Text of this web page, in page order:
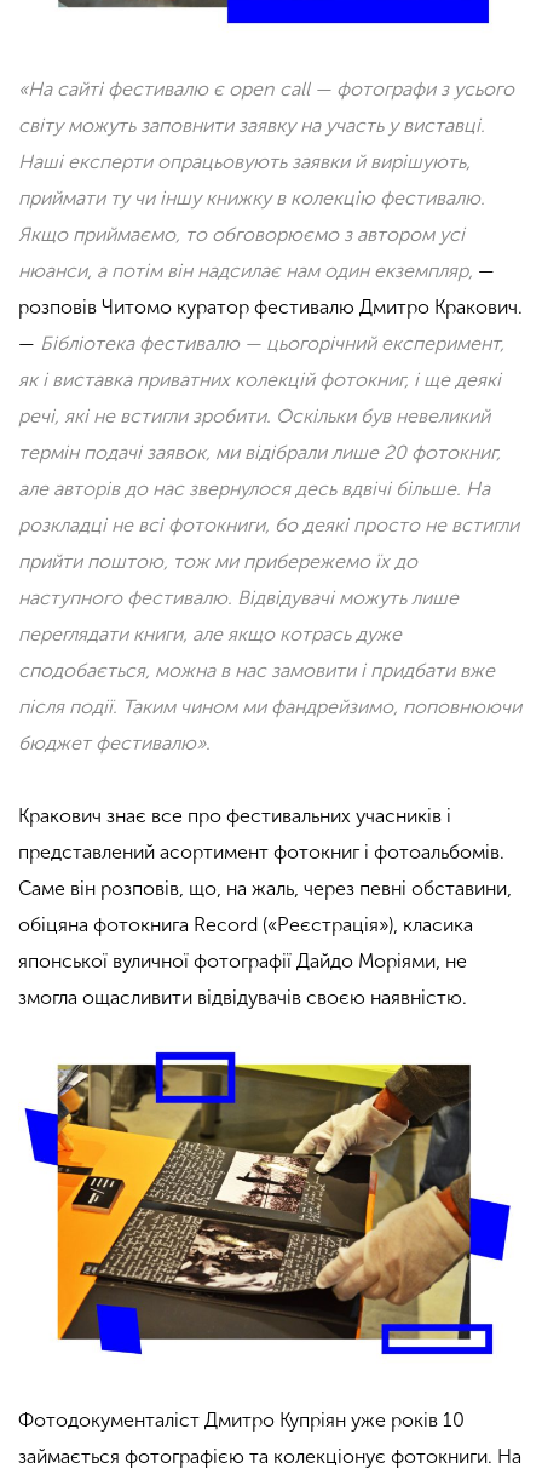
«На сайті фестивалю є open call — фотографи з усього
світу можуть заповнити заявку на участь у виставці.
Наші експерти опрацьовують заявки й вирішують,
приймати ту чи іншу книжку в колекцію фестивалю.
Якщо приймаємо, то обговорюємо з автором усі
нюанси, а потім він надсилає нам один екземпляр, —
розповів Читомо куратор фестивалю Дмитро Кракович.
— Бібліотека фестивалю — цьогорічний експеримент,
як і виставка приватних колекцій фотокниг, і ще деякі
речі, які не встигли зробити. Оскільки був невеликий
термін подачі заявок, ми відібрали лише 20 фотокниг,
але авторів до нас звернулося десь вдвічі більше. На
розкладці не всі фотокниги, бо деякі просто не встигли
прийти поштою, тож ми прибережемо їх до
наступного фестивалю. Відвідувачі можуть лише
переглядати книги, але якщо котрась дуже
сподобається, можна в нас замовити іпридбати вже
після події. Таким чином ми фандрейзимо, поповнюючи
бюджет фестивалю».
Кракович знає все про фестивальних учасників і
представлений асортимент фотокниг і фотоальбомів.
Саме він розповів, що, на жаль, через певні обставини,
обіцяна фотокнига Record («Реєстрація»), класика
японської вуличної фотографії Дайдо Моріями, не
змогла ощасливити відвідувачів своєю наявністю.
Фотодокументаліст Дмитро Купріян уже років 10
займається фотографією та колекціонує фотокниги. На